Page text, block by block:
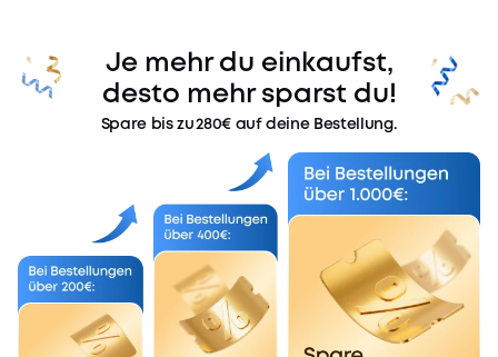
Je mehr du einkaufst,
desto mehr sparst du!
Spare bis zu 280€ auf deine Bestellung.